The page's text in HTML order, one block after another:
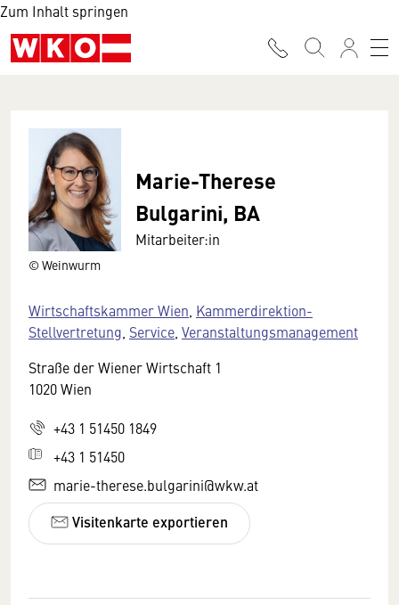
Zum Inhalt springen
© Weinwurm
Marie-Therese
Bulgarini, BA
Mitarbeiter:in
Wirtschaftskammer Wien Kammerdirektion-
Stellvertretung Service Veranstaltungsmanagement
Straße der Wiener Wirtschaft 1
1020 Wien
+43 1 51450 1849
+43 1 51450
marie-therese.bulgarini@wkw.at
Visitenkarte exportieren